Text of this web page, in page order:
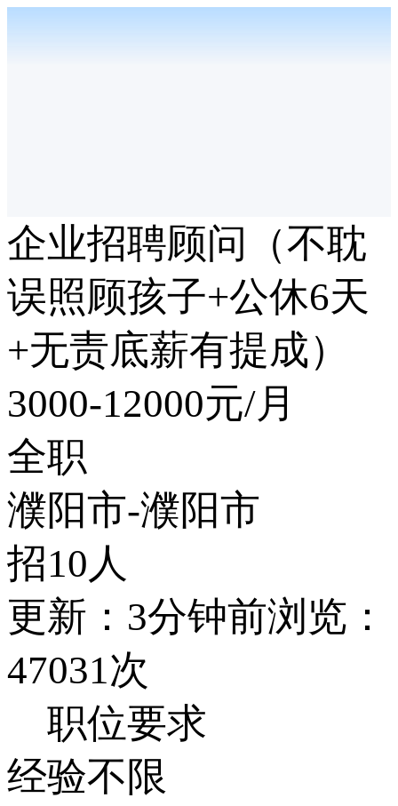
企业招聘顾问（不耽
误照顾孩子+公休6天
+无责底薪有提成）
3000-12000元/月
全职
濮阳市-濮阳市
招10人
更新：3分钟前浏览：
47031次
职位要求
经验不限